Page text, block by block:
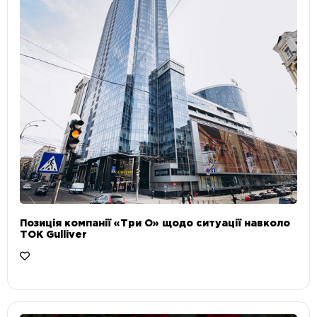
Позиція компанії «Три О» щодо ситуації навколо
ТОК Gulliver